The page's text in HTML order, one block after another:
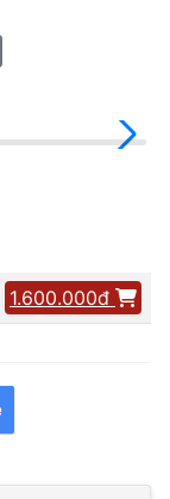
1.600.000đ